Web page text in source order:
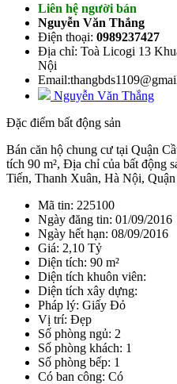
Liên hệ người bán
Nguyễn Văn Thắng
Điện thoại: 0989237427
Địa chỉ: Toà Licogi 13
Nội
Nguyễn Văn Thắng
Đặc điểm bất động sản
Bán căn hộ chung cư tại Quận
tích 90 m², Địa chỉ của bất động
Tiến, Thanh Xuân, Hà Nội,
Mã tin: 225100
Ngày đăng tin: 01/09/2016
Ngày hết hạn: 08/09/2016
Giá: 2,10 Tỷ
Diện tích: 90 m²
Diện tích khuôn viên:
Diện tích xây dựng:
Pháp lý: Giấy Đỏ
Vị trí: Đẹp
Số phòng ngủ: 2
Số phòng khách: 1
Số phòng bếp: 1
Có ban công: Có